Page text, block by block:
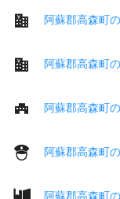
阿蘇郡高森町
阿蘇郡高森町
阿蘇郡高森町
阿蘇郡高森町
阿蘇郡高森町